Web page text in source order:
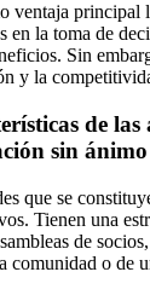
ventaja principal
en la toma de
Sin
y la
de las
sin
que se
Tienen una
de
comunidad o de